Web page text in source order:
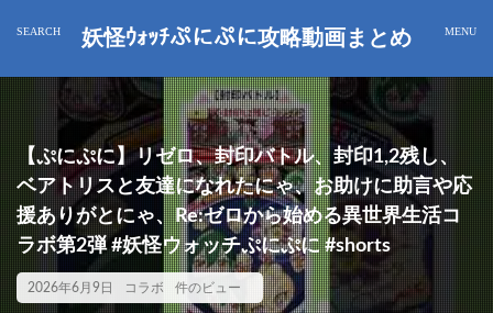
妖怪ｳｫｯﾁぷにぷに攻略動画まとめ
【ぷにぷに】リゼロ、封印バトル、封印1,2残し、
ベアトリスと友達になれたにゃ、お助けに助言や応
援ありがとにゃ、Re:ゼロから始める異世界生活コ
ラボ第2弾 #妖怪ウォッチぷにぷに #shorts
2026年6月9日 コラボ 件のビュー